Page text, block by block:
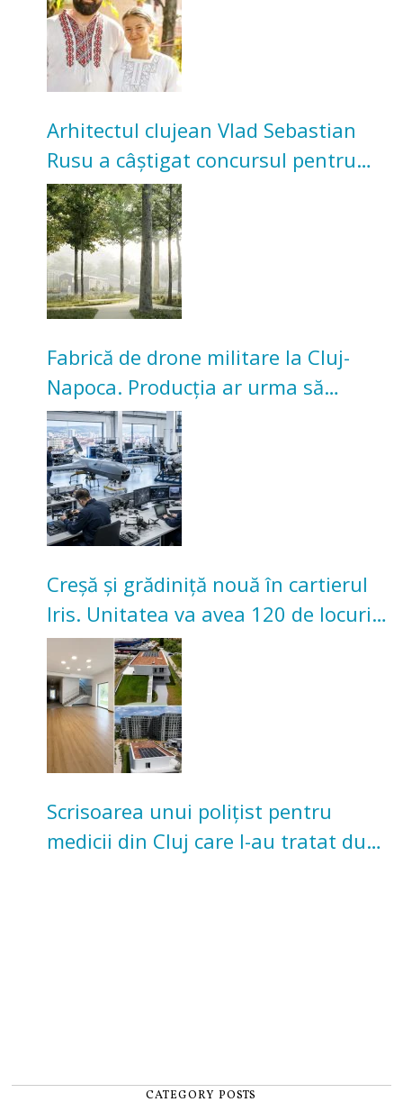
Arhitectul clujean Vlad Sebastian
Rusu a câștigat concursul pentru
transformarea Grădinii Casei
Universitarilor
Fabrică de drone militare la Cluj-
Napoca. Producția ar urma să
înceapă în toamna acestui an
Creșă și grădiniță nouă în cartierul
Iris. Unitatea va avea 120 de locuri
pentru copii
Scrisoarea unui polițist pentru
medicii din Cluj care l-au tratat după
CATEGORY POSTS